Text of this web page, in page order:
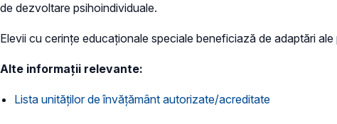
de dezvoltare psihoindividuale.
Elevii cu cerințe educaționale speciale beneficiază de adaptări
Alte informații relevante:
Lista unităților de învățământ autorizate/acreditate